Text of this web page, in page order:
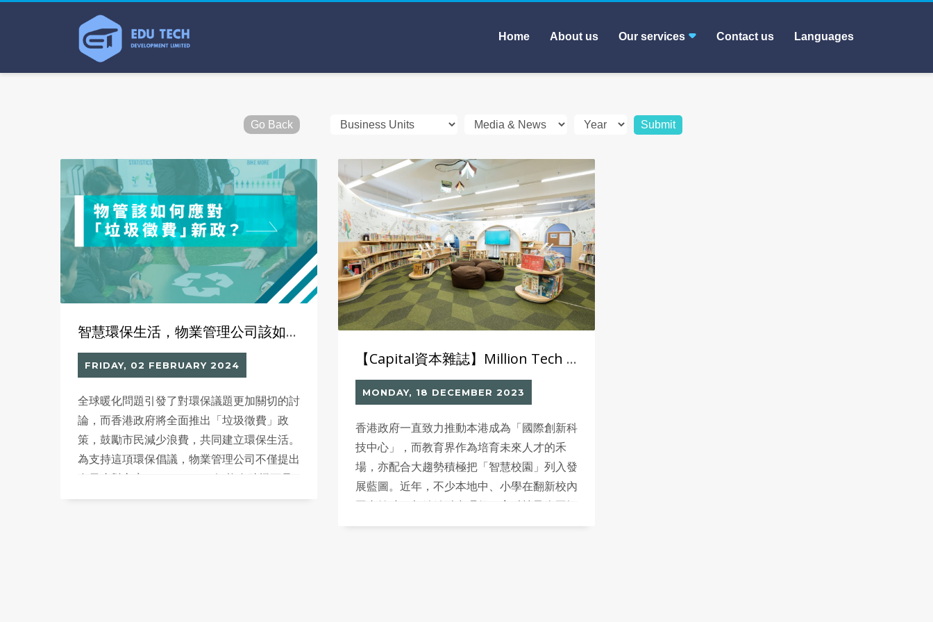
Home About us Our services Contact us Languages
Go Back
智慧環保生活，物業管理公司該如何應對「垃圾徵費」新政？
FRIDAY, 02 FEBRUARY 2024
全球暖化問題引發了對環保議題更加關切的討
論，而香港政府將全面推出「垃圾徵費」政
策，鼓勵市民減少浪費，共同建立環保生活。
為支持這項環保倡議，物業管理公司不僅提出
其中一個可行的解決方案。
【Capital資本雜誌】Million Tech x Jibpool x HB & L Limited 首度聯乘合作 以科技、環保、美學 為學校提供「一站式智能圖書館解決方案」
MONDAY, 18 DECEMBER 2023
香港政府一直致力推動本港成為「國際創新科
技中心」，而教育界作為培育未來人才的禾
場，亦配合大趨勢積極把「智慧校園」列入發
展藍圖。近年，不少本地中、小學在翻新校內
能元素，將之打造成「智能圖書館」，讓學生